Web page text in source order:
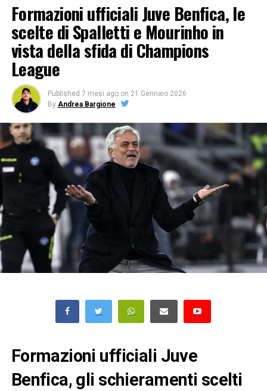
Formazioni ufficiali Juve Benfica, le
scelte di Spalletti e Mourinho in
vista della sfida di Champions
League
Published 7 mesi ago on 21 Gennaio 2026
By Andrea Bargione
Formazioni ufficiali Juve
Benfica, gli schieramenti scelti